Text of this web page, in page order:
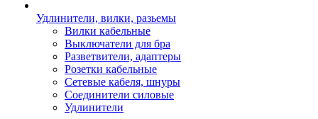
Удлинители, вилки, разьемы
Вилки кабельные
Выключатели для бра
Разветвители, адаптеры
Розетки кабельные
Сетевые кабеля, шнуры
Соединители силовые
Удлинители